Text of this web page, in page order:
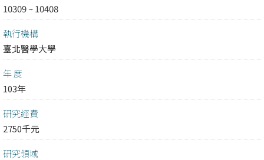
10309 ~ 10408
執行機構
臺北醫學大學
年 度
103年
研究經費
2750千元
研究領域